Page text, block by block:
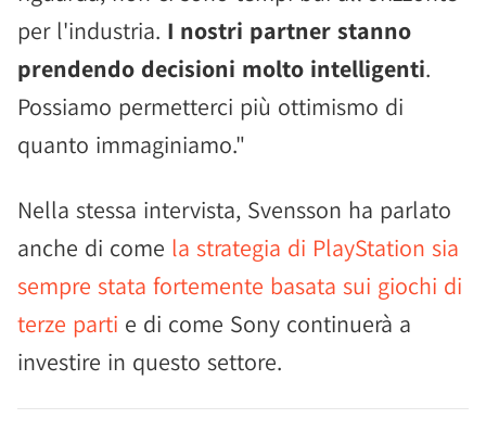
per l'industria. I nostri partner stanno
prendendo decisioni molto intelligenti.
Possiamo permetterci più ottimismo di
quanto immaginiamo."
Nella stessa intervista, Svensson ha parlato
anche di come la strategia di PlayStation sia
sempre stata fortemente basata sui giochi di
terze parti e di come Sony continuerà a
investire in questo settore.